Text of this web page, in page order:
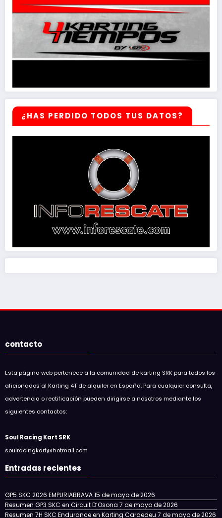
¿HAS PERDIDO TODOS TUS DATOS?
contacto
Esta página web pertenece a la comunidad de karting SRK para todos los
aficionados al Karting 4T de alquiler en España. Para cualquier consulta,
advertencia o rectificación pueden dirigirse a nosotros mediante los
siguientes contactos:
Soul Racing Kart SRK
soulracingkart@hotmail.com
Entradas recientes
GP5 SKC 2026 EMPURIABRAVA15 de mayo de 2026
Resumen GP3 SKC en Circuit D’Osona 7 de mayo de 2026
Resumen 7H SKC Endurance en Karting Cardedeu 7 de mayo de 2026